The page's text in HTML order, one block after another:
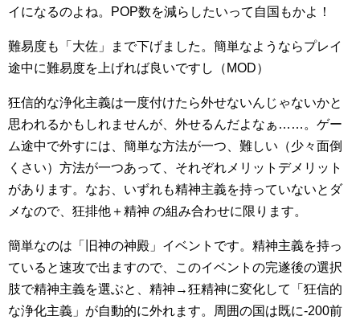
イになるのよね。POP数を減らしたいって自国もかよ！
難易度も「大佐」まで下げました。簡単なようならプレイ
途中に難易度を上げれば良いですし（MOD）
狂信的な浄化主義は一度付けたら外せないんじゃないかと
思われるかもしれませんが、外せるんだよなぁ……。ゲー
ム途中で外すには、簡単な方法が一つ、難しい（少々面倒
くさい）方法が一つあって、それぞれメリットデメリット
があります。なお、いずれも精神主義を持っていないとダ
メなので、狂排他＋精神 の組み合わせに限ります。
簡単なのは「旧神の神殿」イベントです。精神主義を持っ
ていると速攻で出ますので、このイベントの完遂後の選択
肢で精神主義を選ぶと、精神→狂精神に変化して「狂信的
な浄化主義」が自動的に外れます。周囲の国は既に-200前